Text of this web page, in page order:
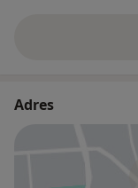
ćwiczeń (do
schorzeniach
pooperacyjnych i
kolanowego,
Adres